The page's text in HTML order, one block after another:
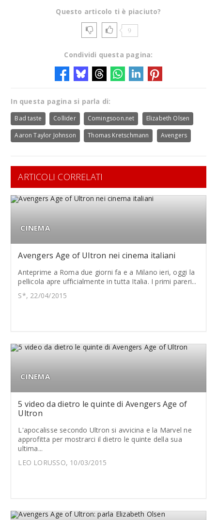
Questo articolo ti è piaciuto?
9
Condividi questa pagina:
In questa pagina si parla di:
Bad taste Collider Comingsoon.net Elizabeth Olsen
Aaron Taylor Johnson Thomas Kretschmann Avengers
ARTICOLI CORRELATI
CINEMA
Avengers Age of Ultron nei cinema italiani
Anteprime a Roma due giorni fa e a Milano ieri, oggi la
pellicola apre ufficialmente in tutta Italia. I primi pareri...
S*, 22/04/2015
CINEMA
5 video da dietro le quinte di Avengers Age of
Ultron
L'apocalisse secondo Ultron si avvicina e la Marvel ne
approfitta per mostrarci il dietro le quinte della sua
ultima...
LEO LORUSSO, 10/03/2015